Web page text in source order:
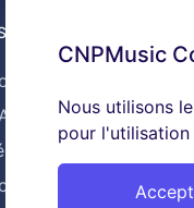
CNPMusic
Nous utilisons
pour
UTILES
générales de